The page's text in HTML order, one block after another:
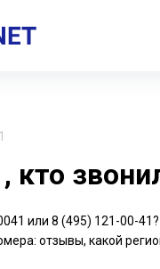
кто
или 8 (495) 121-00-
отзывы, какой